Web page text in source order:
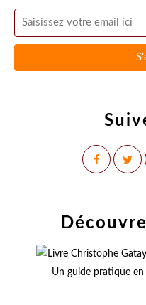
Un guide pratique